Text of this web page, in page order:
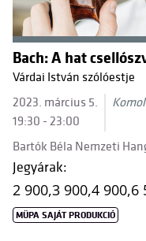
Bach: A hat
Várdai István szólóestje
2023. március 5.
19:30 - 23:00
Bartók Béla Nemzeti
Jegyárak:
2 900,3 900,4 900,6
MÜPA SAJÁT PRODUKCIÓ